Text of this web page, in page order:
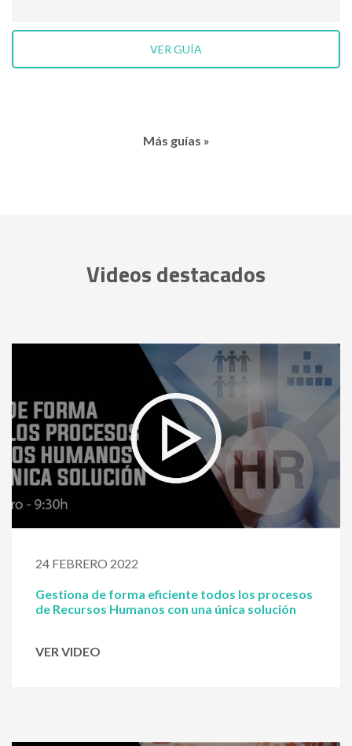
VER GUÍA
Más guías »
Videos destacados
24 FEBRERO 2022
Gestiona de forma eficiente todos los procesos
de Recursos Humanos con una única solución
VER VIDEO